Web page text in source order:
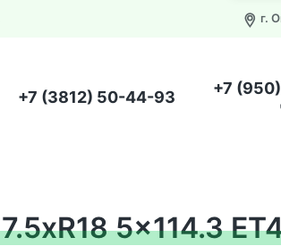
г.
+7 (3812) 50-44-93 +7
7.5xR18 5x114.3